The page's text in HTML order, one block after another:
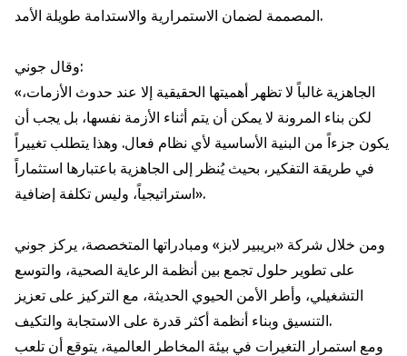
المصممة لضمان الاستمرارية والاستدامة طويلة الأمد.
وقال جوني:
«الجاهزية غالباً لا تظهر أهميتها الحقيقية إلا عند حدوث الأزمات،
لكن بناء المرونة لا يمكن أن يتم أثناء الأزمة نفسها، بل يجب أن
يكون جزءاً من البنية الأساسية لأي نظام فعال. وهذا يتطلب تغييراً
في طريقة التفكير، بحيث يُنظر إلى الجاهزية باعتبارها استثماراً
استراتيجياً، وليس تكلفة إضافية».
ومن خلال شركة «بريبير لابز» ومبادراتها المتخصصة، يركز جوني
على تطوير حلول تجمع بين أنظمة الرعاية الصحية، والتوسع
التشغيلي، وأطر الأمن الحيوي الحديثة، مع التركيز على تعزيز
التنسيق وبناء أنظمة أكثر قدرة على الاستجابة والتكيف.
ومع استمرار التغيرات في بيئة المخاطر العالمية، يتوقع أن تلعب